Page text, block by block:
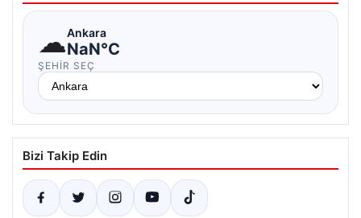
☁Ankara
NaN°C
ŞEHIR SEÇ
Bizi Takip Edin